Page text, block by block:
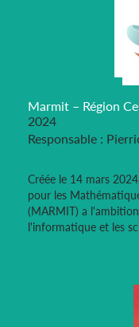
Marmit – Région
2024
Responsable :
Créée le 14 mars
pour les
(MARMIT) a
l'informatique et les